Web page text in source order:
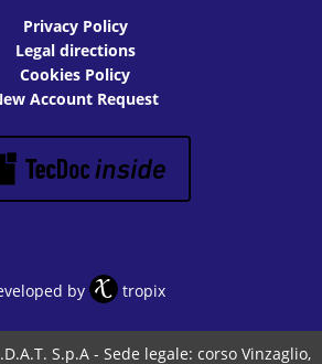
Privacy Policy
Legal directions
Cookies Policy
Account Request
by tropix
S.p.A - Sede legale: corso Vinzaglio,